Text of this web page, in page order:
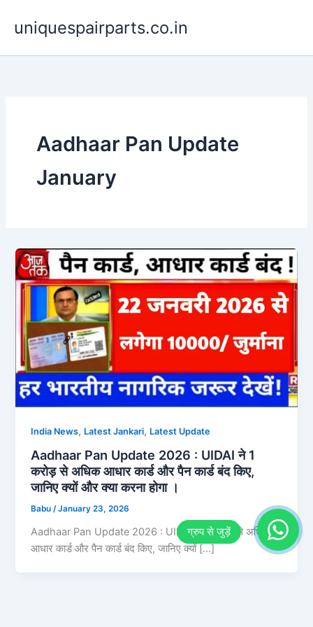
uniquespairparts.co.in
Aadhaar Pan Update
January
India News, Latest Jankari, Latest Update
Aadhaar Pan Update 2026 : UIDAI ने 1
करोड़ से अधिक आधार कार्ड और पैन कार्ड बंद किए,
जानिए क्यों और क्या करना होगा ।
Babu/January 23, 2026
Aadhaar Pan Update 2026 : UIDAI ने 1 करोड़ से अधिक
आधार कार्ड और पैन कार्ड बंद किए, जानिए क्यों […]